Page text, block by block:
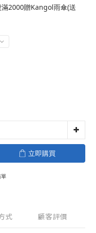
2000贈Kangol雨傘(送
立即購買
式 顧客評價